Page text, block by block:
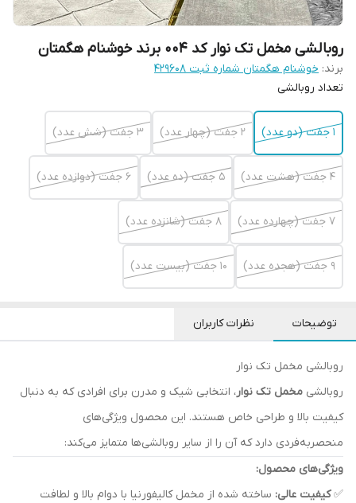
روبالشی مخمل تک نوار کد 004 برند خوشنام هگمتان
برند: خوشنام هگمتان شماره ثبت ۴۲۹۶۰۸
تعداد روبالشی
1 جفت (دو عدد) 2 جفت (چهار عدد) 3 جفت (شش عدد)
4 جفت (هشت عدد) 5 جفت (ده عدد) 6 جفت (دوازده عدد)
7 جفت (چهارده عدد) 8 جفت (شانزده عدد)
9 جفت (هجده عدد) 10 جفت (بیست عدد)
توضیحات نظرات کاربران
روبالشی مخمل تک نوار
روبالشی مخمل تک نوار، انتخابی شیک و مدرن برای افرادی که به دنبال
کیفیت بالا و طراحی خاص هستند. این محصول ویژگی‌های
منحصربه‌فردی دارد که آن را از سایر روبالشی‌ها متمایز می‌کند:
ویژگی‌های محصول:
✅کیفیت عالی: ساخته شده از مخمل کالیفورنیا با دوام بالا و لطافت